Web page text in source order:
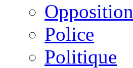
Opposition
Police
Politique